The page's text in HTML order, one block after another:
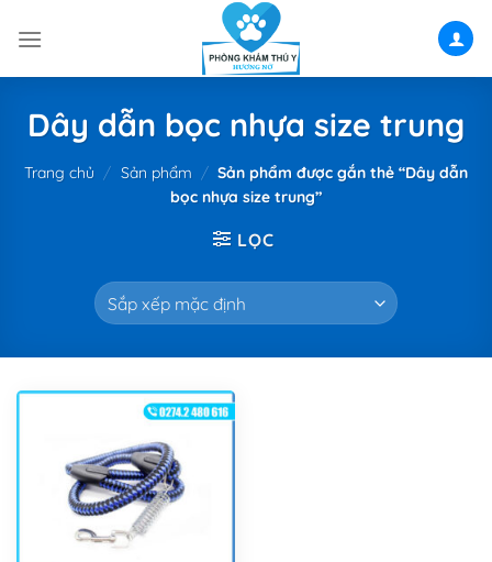
Dây dẫn bọc nhựa size trung
Trang chủ / Sản phẩm / Sản phẩm được gắn thẻ “Dây dẫn
bọc nhựa size trung”
LỌC